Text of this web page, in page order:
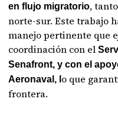
en flujo migratorio,
norte-sur. Este trabajo
manejo pertinente que
coordinación con el
Senafront, y con el
Aeronaval, l o que
frontera.